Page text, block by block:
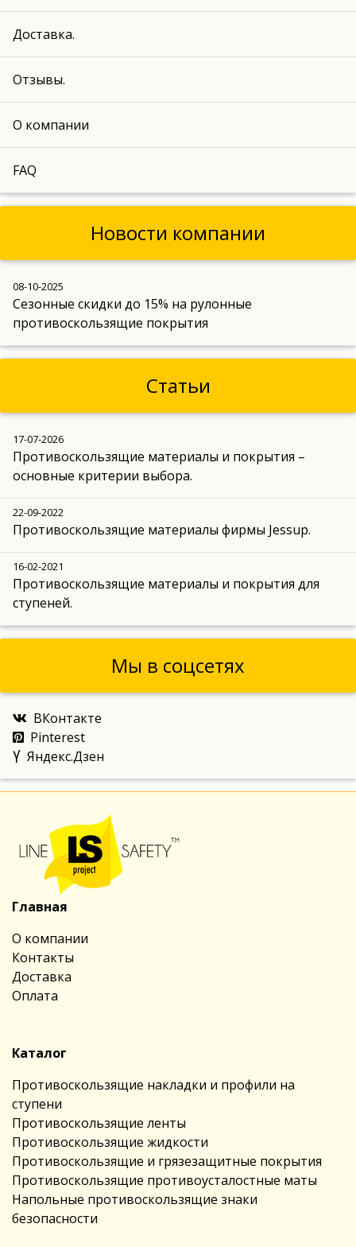
Доставка.
Отзывы.
О компании
FAQ
Новости компании
08-10-2025
Сезонные скидки до 15% на рулонные
противоскользящие покрытия
Статьи
17-07-2026
Противоскользящие материалы и покрытия –
основные критерии выбора.
22-09-2022
Противоскользящие материалы фирмы Jessup.
16-02-2021
Противоскользящие материалы и покрытия для
ступеней.
Мы в соцсетях
ВКонтакте
Pinterest
Яндекс.Дзен
Главная
О компании
Контакты
Доставка
Оплата
Каталог
Противоскользящие накладки и профили на
ступени
Противоскользящие ленты
Противоскользящие жидкости
Противоскользящие и грязезащитные покрытия
Противоскользящие противоусталостные маты
Напольные противоскользящие знаки
безопасности